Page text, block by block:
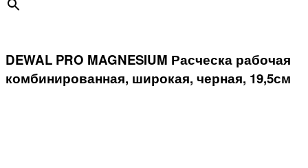
DEWAL PRO MAGNESIUM Расческа рабочая
комбинированная, широкая, черная, 19,5см